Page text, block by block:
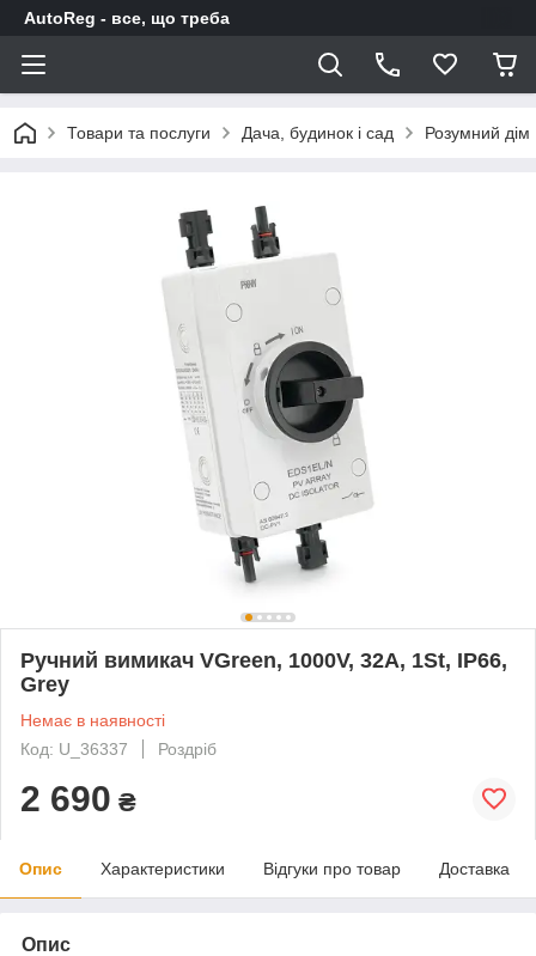
AutoReg - все, що треба
Товари та послуги Дача, будинок і сад Розумний дім
Ручний вимикач VGreen, 1000V, 32A, 1St, IP66,
Grey
Немає в наявності
Код: U_36337
Роздріб
2 690 ₴
Опис Характеристики Відгуки про товар Доставка
Опис